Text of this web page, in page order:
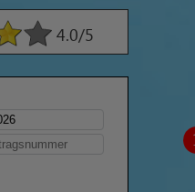
4.0/5